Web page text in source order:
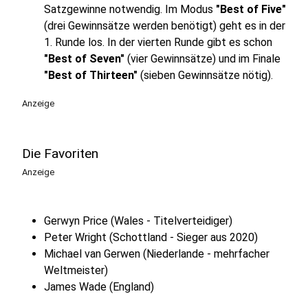
Satzgewinne notwendig. Im Modus "Best of Five"
(drei Gewinnsätze werden benötigt) geht es in der
1. Runde los. In der vierten Runde gibt es schon
"Best of Seven" (vier Gewinnsätze) und im Finale
"Best of Thirteen" (sieben Gewinnsätze nötig).
Anzeige
Die Favoriten
Anzeige
Gerwyn Price (Wales - Titelverteidiger)
Peter Wright (Schottland - Sieger aus 2020)
Michael van Gerwen (Niederlande - mehrfacher
Weltmeister)
James Wade (England)